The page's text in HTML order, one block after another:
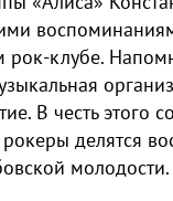
рок-клубе.
В честь этого
рокеры делятся
молодости.